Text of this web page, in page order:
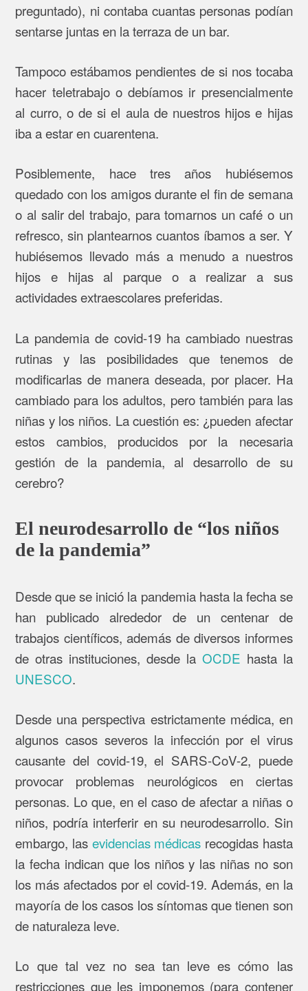
preguntado), ni contaba cuantas personas podían
sentarse juntas en la terraza de un bar.
Tampoco estábamos pendientes de si nos tocaba
hacer teletrabajo o debíamos ir presencialmente
al curro, o de si el aula de nuestros hijos e hijas
iba a estar en cuarentena.
Posiblemente, hace tres años hubiésemos
quedado con los amigos durante el fin de semana
o al salir del trabajo, para tomarnos un café o un
refresco, sin plantearnos cuantos íbamos a ser. Y
hubiésemos llevado más a menudo a nuestros
hijos e hijas al parque o a realizar a sus
actividades extraescolares preferidas.
La pandemia de covid-19 ha cambiado nuestras
rutinas y las posibilidades que tenemos de
modificarlas de manera deseada, por placer. Ha
cambiado para los adultos, pero también para las
niñas y los niños. La cuestión es: ¿pueden afectar
estos cambios, producidos por la necesaria
gestión de la pandemia, al desarrollo de su
cerebro?
El neurodesarrollo de “los niños
de la pandemia”
Desde que se inició la pandemia hasta la fecha se
han publicado alrededor de un centenar de
trabajos científicos, además de diversos informes
de otras instituciones, desde la OCDE hasta la
UNESCO.
Desde una perspectiva estrictamente médica, en
algunos casos severos la infección por el virus
causante del covid-19, el SARS-CoV-2, puede
provocar problemas neurológicos en ciertas
personas. Lo que, en el caso de afectar a niñas o
niños, podría interferir en su neurodesarrollo. Sin
embargo, las evidencias médicas recogidas hasta
la fecha indican que los niños y las niñas no son
los más afectados por el covid-19. Además, en la
mayoría de los casos los síntomas que tienen son
de naturaleza leve.
Lo que tal vez no sea tan leve es cómo las
restricciones que les imponemos (para contener